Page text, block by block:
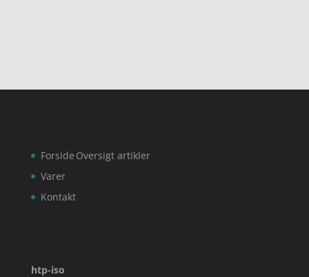
Forside
Varer
Kontakt
Oversigt artikler
htp-iso